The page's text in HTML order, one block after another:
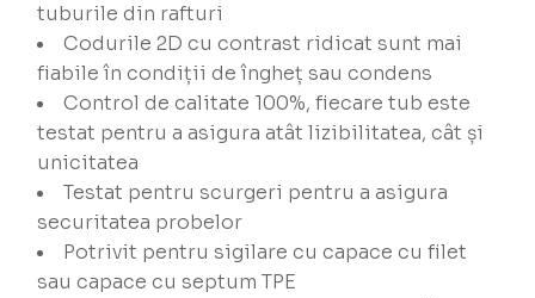
tuburile din rafturi
Codurile 2D cu contrast ridicat sunt mai
fiabile în condiții de îngheț sau condens
Control de calitate 100%, fiecare tub este
testat pentru a asigura atât lizibilitatea, cât și
unicitatea
Testat pentru scurgeri pentru a asigura
securitatea probelor
Potrivit pentru sigilare cu capace cu filet
sau capace cu septum TPE